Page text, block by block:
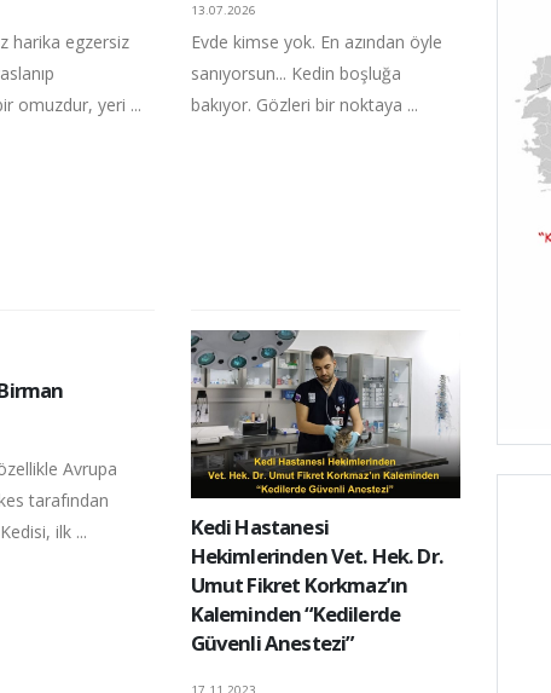
harika egzersiz
omuzdur, yeri ...
13.07.2026
Evde kimse yok. En azından öyle
sanıyorsun... Kedin boşluğa
bakıyor. Gözleri bir noktaya ...
Avrupa
tarafından
ilk ...
Kedi Hastanesi
Hekimlerinden Vet. Hek. Dr.
Umut Fikret Korkmaz’ın
Kaleminden “Kedilerde
Güvenli Anestezi”